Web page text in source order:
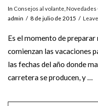
In Consejos al volante Novedades
admin
8 de julio de 2015
Es el momento de
comienzan las vacaciones
las fechas del año donde
carretera se producen, y …